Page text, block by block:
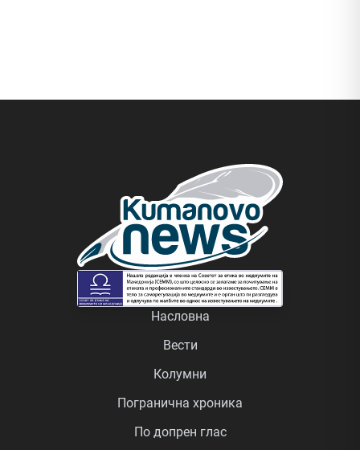
Насловна
Вести
Колумни
Погранична хроника
По допрен глас